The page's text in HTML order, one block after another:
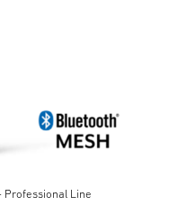
Professional Line